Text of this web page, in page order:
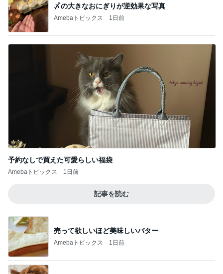
〆の大きなおにぎりが逆効果な写真
Amebaトピックス 1日前
予約なしで買えた可愛らしい福袋
Amebaトピックス 1日前
記事を読む
売って欲しいほど美味しいバター
Amebaトピックス 1日前